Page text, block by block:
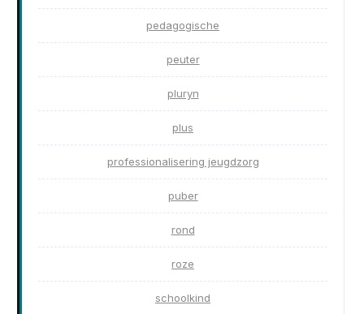
pedagogische
peuter
pluryn
plus
professionalisering jeugdzorg
puber
rond
roze
schoolkind